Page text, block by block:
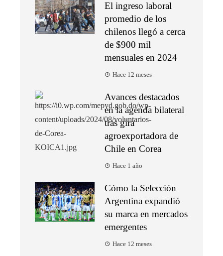
El ingreso laboral
promedio de los
chilenos llegó a cerca
de $900 mil
mensuales en 2024
Hace 12 meses
Avances destacados
en la agenda bilateral
tras gira
agroexportadora de
Chile en Corea
Hace 1 año
Cómo la Selección
Argentina expandió
su marca en mercados
emergentes
Hace 12 meses